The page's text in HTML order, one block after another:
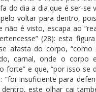
do dia a dia que é ser-
voltar para dentro,
é visto, escapa ao
(28): esta
afasta do corpo,
carnal, onde o corpo
forte” e que, “por isso se
“foi insuficiente para
este olhar cai